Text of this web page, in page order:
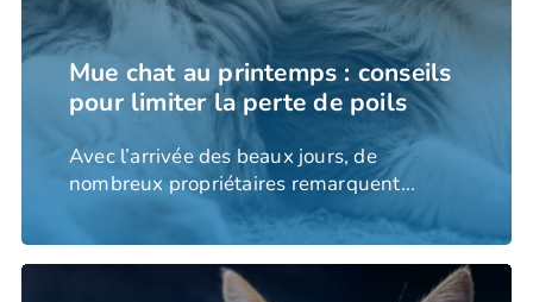
Mue chat au printemps : conseils
pour limiter la perte de poils
Avec l’arrivée des beaux jours, de
nombreux propriétaires remarquent...